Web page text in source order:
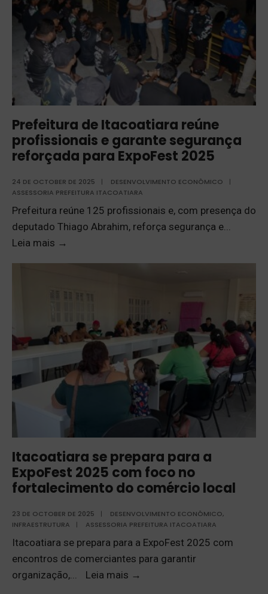
Prefeitura de Itacoatiara reúne
profissionais e garante segurança
reforçada para ExpoFest 2025
24 DE OCTOBER DE 2025 | DESENVOLVIMENTO ECONÔMICO
|
ASSESSORIA PREFEITURA ITACOATIARA
Prefeitura reúne 125 profissionais e, com presença do
deputado Thiago Abrahim, reforça segurança e...
Leia mais →
Itacoatiara se prepara para a
ExpoFest 2025 com foco no
fortalecimento do comércio local
23 DE OCTOBER DE 2025 | DESENVOLVIMENTO ECONÔMICO,
INFRAESTRUTURA
| ASSESSORIA PREFEITURA ITACOATIARA
Itacoatiara se prepara para a ExpoFest 2025 com
encontros de comerciantes para garantir
organização,... Leia mais →